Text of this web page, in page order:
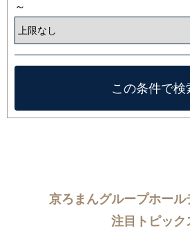
～
京ろまんグループホー
注目トピック